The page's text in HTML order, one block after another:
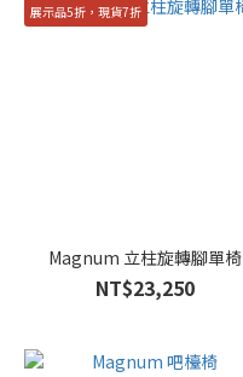
展示品5折，現貨7折
Magnum 立柱旋轉腳單椅
NT$23,250